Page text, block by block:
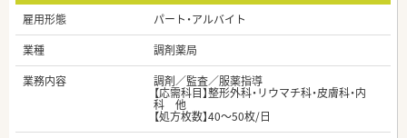
雇用形態
パート・アルバイト
業種
調剤薬局
業務内容
調剤／監査／服薬指導
【応需科目】整形外科・リウマチ科・皮膚科・内
科 他
【処方枚数】40～50枚/日